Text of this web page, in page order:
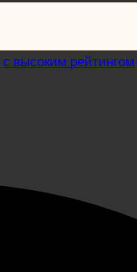
с высоким рейтингом